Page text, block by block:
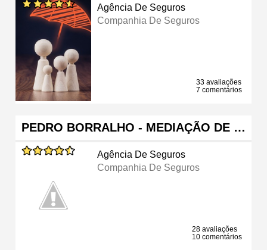
Agência De Seguros
Companhia De Seguros
33 avaliações
7 comentários
PEDRO BORRALHO - MEDIAÇÃO DE …
Agência De Seguros
Companhia De Seguros
28 avaliações
10 comentários